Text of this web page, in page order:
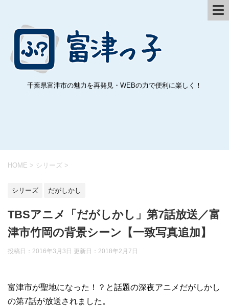
千葉県富津市の魅力を再発見・WEBの力で便利に楽しく！
HOME > シリーズ >
シリーズ だがしかし
TBSアニメ「だがしかし」第7話放送／富
津市竹岡の背景シーン【一致写真追加】
投稿日：2016年3月3日 更新日： 2018年2月7日
富津市が聖地になった！？と話題の深夜アニメだがしかし
の第7話が放送されました。